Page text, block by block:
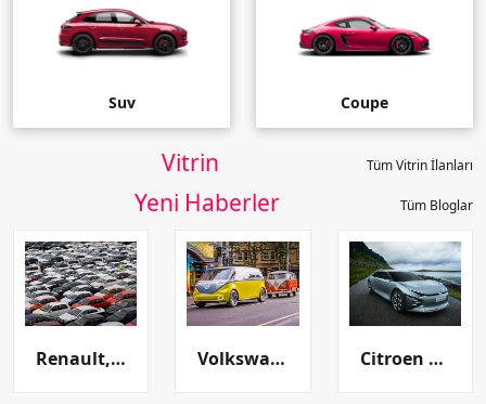
Suv Coupe
Vitrin Tüm Vitrin İlanları
Yeni Haberler Tüm Bloglar
Renault, fabrika çıkışlı ikinci el otomobil satacak Volkswagen ID. Buzz'ın Seri Üretimine Başlandı Citroen Modellerinde Nisan Ayı Fırsatları Devam Ediyor